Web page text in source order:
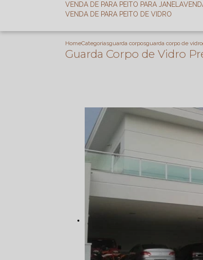
VENDA DE PARA PEITO PARA JANELA
VENDA DE PARA PEITO DE VIDRO
HomeCategoriasguarda corposguarda corpo de vidro
Guarda Corpo de Vidro